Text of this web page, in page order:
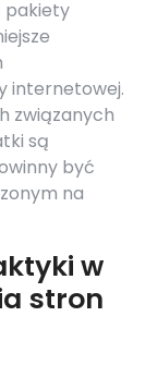
pakiety
internetowej.
związanych
są
być
na
w
stron